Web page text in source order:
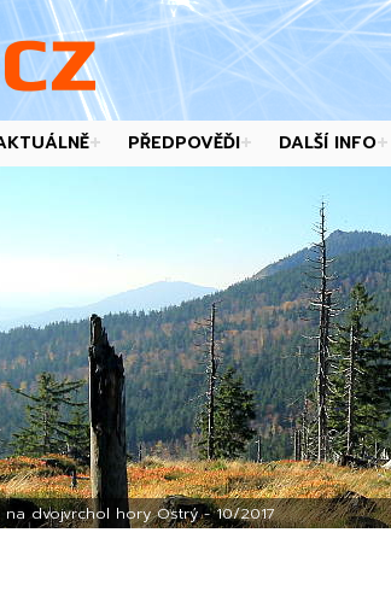
PŘEDPOVĚĎI DALŠÍ INFO
na dvojvrchol hory Ostrý - 10/2017